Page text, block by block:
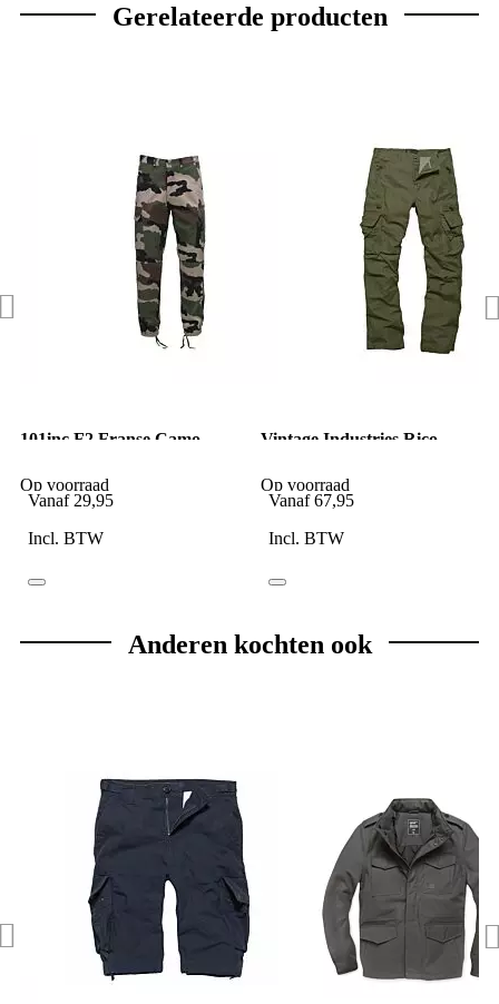
Gerelateerde producten
101inc F2 Franse Camo
Op voorraad
Vanaf 29,95
Incl. BTW
Vintage Industries Rico
Op voorraad
Vanaf 67,95
Incl. BTW
Anderen kochten ook